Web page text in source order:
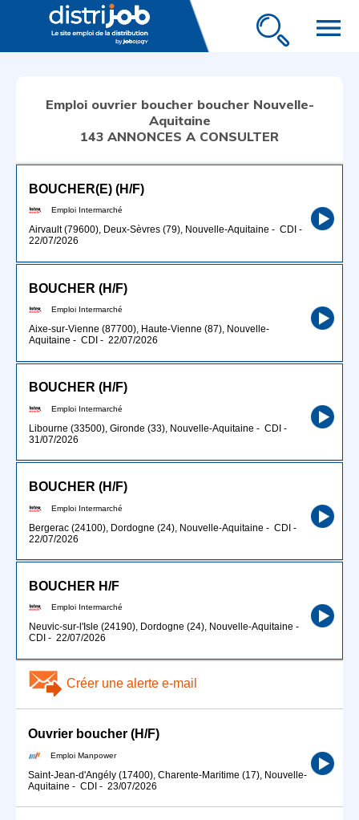
menu
Emploi ouvrier boucher boucher Nouvelle-
Aquitaine
143 ANNONCES A CONSULTER
BOUCHER(E) (H/F)
Emploi Intermarché
Airvault (79600), Deux-Sèvres (79), Nouvelle-Aquitaine - CDI -
22/07/2026
BOUCHER (H/F)
Emploi Intermarché
Aixe-sur-Vienne (87700), Haute-Vienne (87), Nouvelle-
Aquitaine - CDI - 22/07/2026
BOUCHER (H/F)
Emploi Intermarché
Libourne (33500), Gironde (33), Nouvelle-Aquitaine - CDI -
31/07/2026
BOUCHER (H/F)
Emploi Intermarché
Bergerac (24100), Dordogne (24), Nouvelle-Aquitaine - CDI -
22/07/2026
BOUCHER H/F
Emploi Intermarché
Neuvic-sur-l'Isle (24190), Dordogne (24), Nouvelle-Aquitaine -
CDI - 22/07/2026
Créer une alerte e-mail
Ouvrier boucher (H/F)
Emploi Manpower
Saint-Jean-d'Angély (17400), Charente-Maritime (17), Nouvelle-
Aquitaine - CDI - 23/07/2026